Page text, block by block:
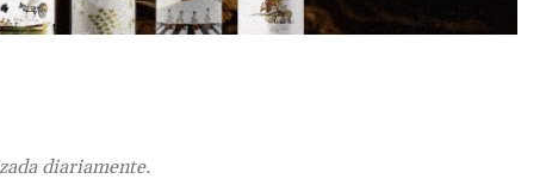
diariamente.